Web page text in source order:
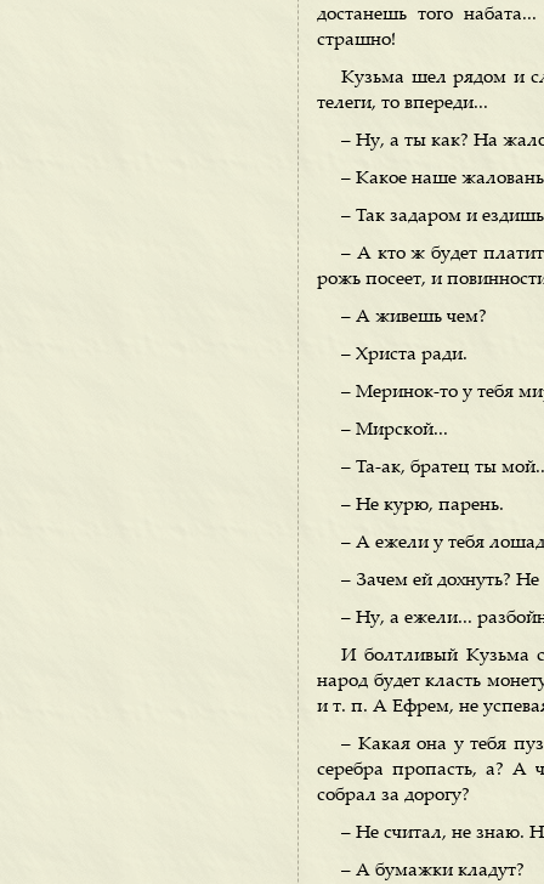
достанешь того
страшно!
Кузьма шел рядом и
телеги, то впереди...
– Ну, а ты как? На
– Какое наше
– Так задаром и
– А кто ж будет
рожь посеет, и
– А живешь чем?
– Христа ради.
– Меринок-то у тебя
– Мирской...
– Та-ак, братец ты
– Не курю, парень.
– А ежели у тебя
– Зачем ей дохнуть? Не
– Ну, а ежели...
И болтливый Кузьма
народ будет класть
и т. п. А Ефрем, не
– Какая она у тебя
серебра пропасть, а? А
собрал за дорогу?
– Не считал, не знаю.
– А бумажки кладут?